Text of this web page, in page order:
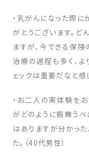
・乳がんになった際に
がとうございます。
ますが、今できる保険
治療の過程も多く、
ェックは重要だなと感
・お二人の実体験を
がどのように振舞うべ
はありますが分かった
た。（40代男性）